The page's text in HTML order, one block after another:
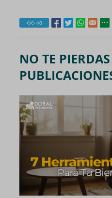
40
NO TE